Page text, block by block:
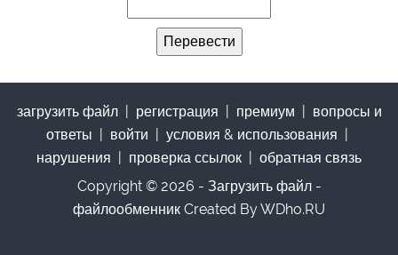
загрузить файл| регистрация премиум
вопросы и
ответы
войти условия & использования
нарушения
проверка ссылок
обратная связь
Copyright © 2026 - Загрузить файл -
файлообменник Created By WDho.RU